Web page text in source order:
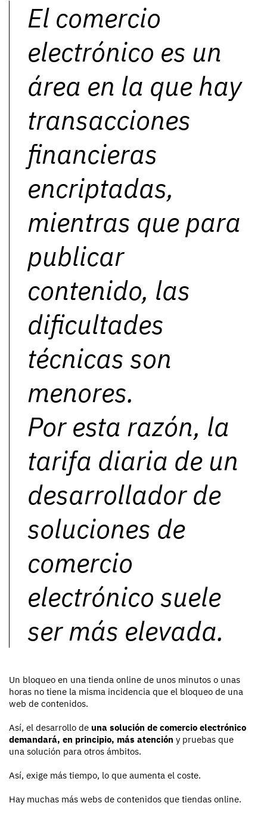
El comercio
electrónico es un
área en la que hay
transacciones
financieras
encriptadas,
mientras que para
publicar
contenido, las
dificultades
técnicas son
menores.
Por esta razón, la
tarifa diaria de un
desarrollador de
soluciones de
comercio
electrónico suele
ser más elevada.
Un bloqueo en una tienda online de unos minutos o unas
horas no tiene la misma incidencia que el bloqueo de una
web de contenidos.
Así, el desarrollo de una solución de comercio electrónico
demandará, en principio, más atención y pruebas que
una solución para otros ámbitos.
Así, exige más tiempo, lo que aumenta el coste.
Hay muchas más webs de contenidos que tiendas online.